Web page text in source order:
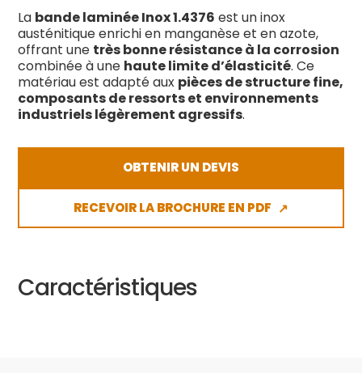
La bande laminée Inox 1.4376 est un inox
austénitique enrichi en manganèse et en azote,
offrant une très bonne résistance à la corrosion
combinée à une haute limite d’élasticité. Ce
matériau est adapté aux pièces de structure fine,
composants de ressorts et environnements
industriels légèrement agressifs.
OBTENIR UN DEVIS
RECEVOIR LA BROCHURE EN PDF ↗
Caractéristiques